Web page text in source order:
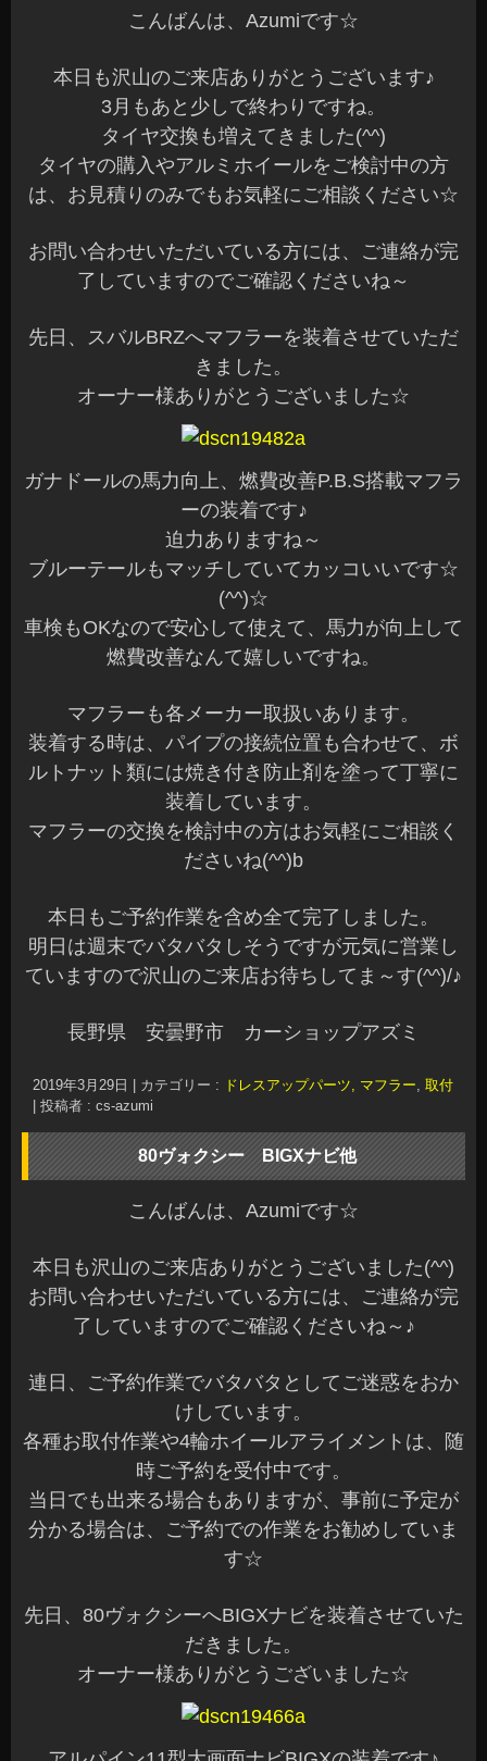
こんばんは、Azumiです☆
本日も沢山のご来店ありがとうございます♪
3月もあと少しで終わりですね。
タイヤ交換も増えてきました(^^)
タイヤの購入やアルミホイールをご検討中の方
は、お見積りのみでもお気軽にご相談ください☆
お問い合わせいただいている方には、ご連絡が完
了していますのでご確認くださいね～
先日、スバルBRZへマフラーを装着させていただ
きました。
オーナー様ありがとうございました☆
ガナドールの馬力向上、燃費改善P.B.S搭載マフラ
ーの装着です♪
迫力ありますね～
ブルーテールもマッチしていてカッコいいです☆
(^^)☆
車検もOKなので安心して使えて、馬力が向上して
燃費改善なんて嬉しいですね。
マフラーも各メーカー取扱いあります。
装着する時は、パイプの接続位置も合わせて、ボ
ルトナット類には焼き付き防止剤を塗って丁寧に
装着しています。
マフラーの交換を検討中の方はお気軽にご相談く
ださいね(^^)b
本日もご予約作業を含め全て完了しました。
明日は週末でバタバタしそうですが元気に営業し
ていますので沢山のご来店お待ちしてま～す(^^)/♪
長野県 安曇野市 カーショップアズミ
2019年3月29日 カテゴリー : ドレスアップパーツ, マフラー, 取付
投稿者 : cs-azumi
80ヴォクシー BIGXナビ他
こんばんは、Azumiです☆
本日も沢山のご来店ありがとうございました(^^)
お問い合わせいただいている方には、ご連絡が完
了していますのでご確認くださいね～♪
連日、ご予約作業でバタバタとしてご迷惑をおか
けしています。
各種お取付作業や4輪ホイールアライメントは、随
時ご予約を受付中です。
当日でも出来る場合もありますが、事前に予定が
分かる場合は、ご予約での作業をお勧めしていま
す☆
先日、80ヴォクシーへBIGXナビを装着させていた
だきました。
オーナー様ありがとうございました☆